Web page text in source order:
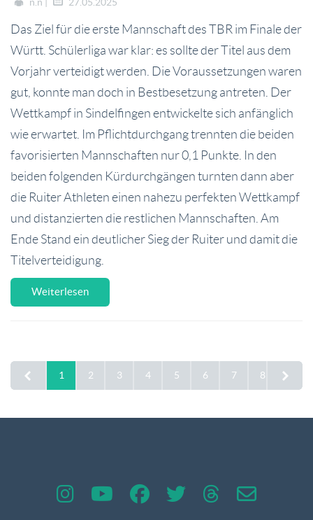
Das Ziel für die erste Mannschaft des TBR im Finale der
Württ. Schülerliga war klar: es sollte der Titel aus dem
Vorjahr verteidigt werden. Die Voraussetzungen waren
gut, konnte man doch in Bestbesetzung antreten. Der
Wettkampf in Sindelfingen entwickelte sich anfänglich
wie erwartet. Im Pflichtdurchgang trennten die beiden
favorisierten Mannschaften nur 0,1 Punkte. In den
beiden folgenden Kürdurchgängen turnten dann aber
die Ruiter Athleten einen nahezu perfekten Wettkampf
und distanzierten die restlichen Mannschaften. Am
Ende Stand ein deutlicher Sieg der Ruiter und damit die
Titelverteidigung.
Weiterlesen
1 2 3 4 5 6 7 8